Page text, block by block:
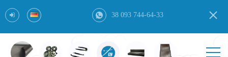
38 093 744-64-33